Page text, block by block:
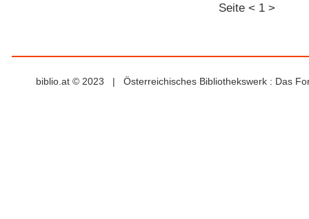
Seite < 1 >
biblio.at © 2023 | Österreichisches Bibliothekswerk : Das